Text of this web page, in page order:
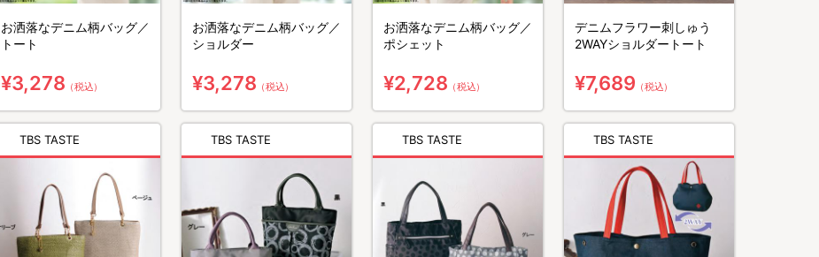
お洒落なデニム柄バッグ／
トート
¥3,278 （税込）
お洒落なデニム柄バッグ／
ショルダー
¥3,278 （税込）
お洒落なデニム柄バッグ／
ポシェット
¥2,728 （税込）
デニムフラワー刺しゅう
2WAYショルダートート
¥7,689 （税込）
TBS TASTE TBS TASTE TBS TASTE TBS TASTE